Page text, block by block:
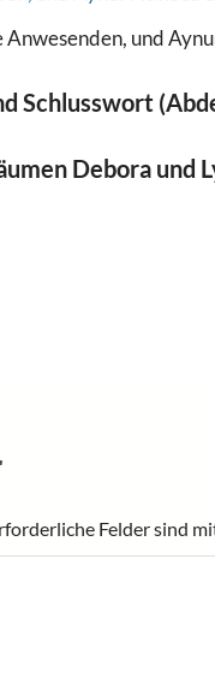
und
Schlusswort
Debora und
Felder sind